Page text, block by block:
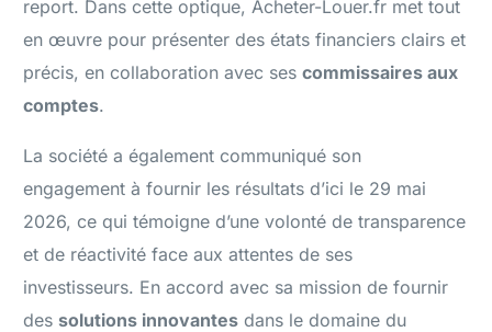
report. Dans cette optique, Acheter-Louer.fr met tout
en œuvre pour présenter des états financiers clairs et
précis, en collaboration avec sescommissaires aux
comptes.
La société a également communiqué son
engagement à fournir les résultats d’ici le 29 mai
2026, ce qui témoigne d’une volonté de transparence
et de réactivité face aux attentes de ses
investisseurs. En accord avec sa mission de fournir
des solutions innovantes dans le domaine du